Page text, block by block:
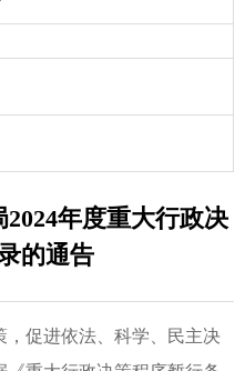
年度重大行政决
的通告
促进依法、科学、民主决